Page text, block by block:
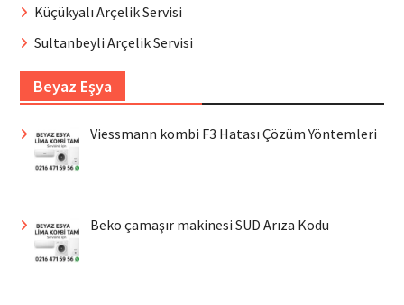
Küçükyalı Arçelik Servisi
Sultanbeyli Arçelik Servisi
Beyaz Eşya
Viessmann kombi F3 Hatası Çözüm Yöntemleri
Beko çamaşır makinesi SUD Arıza Kodu